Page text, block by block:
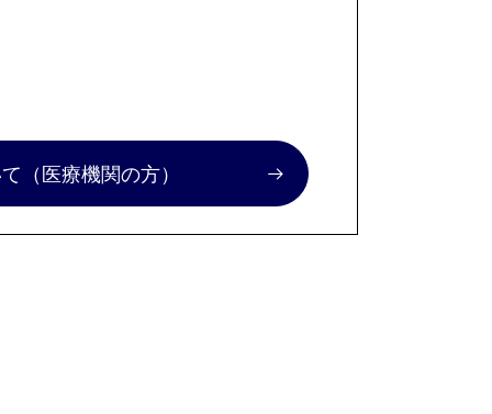
（医療機関の方）